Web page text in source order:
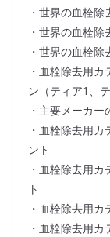
・世界の血栓
・世界の血栓
・世界の血栓
・血栓除去用
ン（ティア1、
・主要メーカ
・血栓除去用
ント
・血栓除去用
ト
・血栓除去用
・血栓除去用